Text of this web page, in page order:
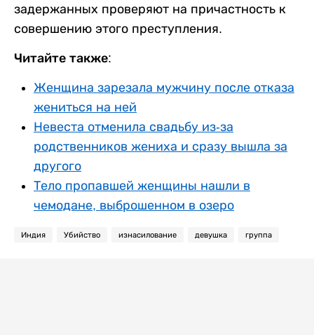
задержанных проверяют на причастность к
совершению этого преступления.
Читайте также:
Женщина зарезала мужчину после отказа
жениться на ней
Невеста отменила свадьбу из-за
родственников жениха и сразу вышла за
другого
Тело пропавшей женщины нашли в
чемодане, выброшенном в озеро
Индия Убийство изнасилование девушка группа